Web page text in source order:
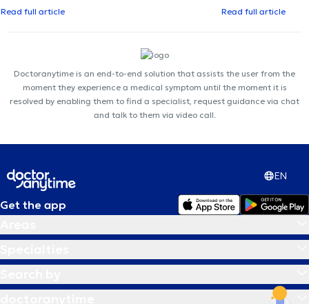
Read full article Read full article
Doctoranytime is an end-to-end solution that assists the user from the
moment they experience a medical symptom until the moment it is
resolved by enabling them to find a specialist, request guidance via chat
and talk to them via video call.
EN
Get the app